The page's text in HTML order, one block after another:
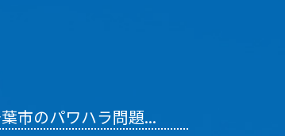
市のパワハラ問題...